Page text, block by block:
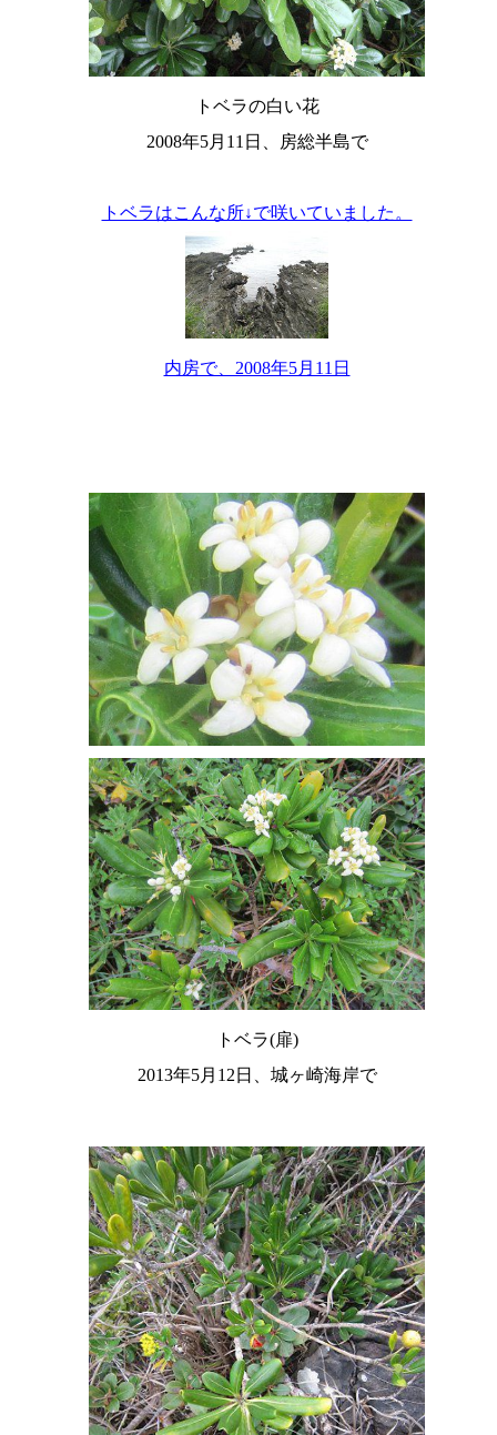
トベラの白い花
2008年5月11日、房総半島で
トベラはこんな所↓で咲いていました。
内房で、2008年5月11日
トベラ(扉)
2013年5月12日、城ヶ崎海岸で